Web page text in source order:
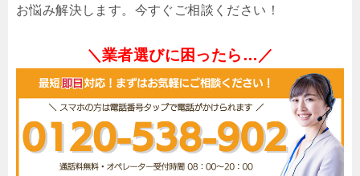
お悩み解決します。今すぐご相談ください！
＼業者選びに困ったら…／